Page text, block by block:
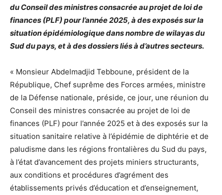
du Conseil des ministres consacrée au projet de loi de
finances (PLF) pour l’année 2025, à des exposés sur la
situation épidémiologique dans nombre de wilayas du
Sud du pays, et à des dossiers liés à d’autres secteurs.
« Monsieur Abdelmadjid Tebboune, président de la
République, Chef suprême des Forces armées, ministre
de la Défense nationale, préside, ce jour, une réunion du
Conseil des ministres consacrée au projet de loi de
finances (PLF) pour l’année 2025 et à des exposés sur la
situation sanitaire relative à l’épidémie de diphtérie et de
paludisme dans les régions frontalières du Sud du pays,
à l’état d’avancement des projets miniers structurants,
aux conditions et procédures d’agrément des
établissements privés d’éducation et d’enseignement,